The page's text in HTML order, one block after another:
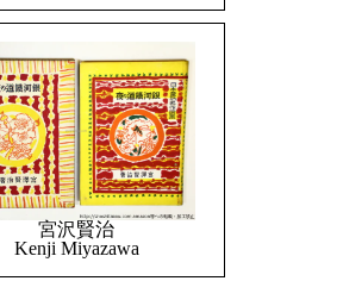
宮沢賢治
Kenji Miyazawa